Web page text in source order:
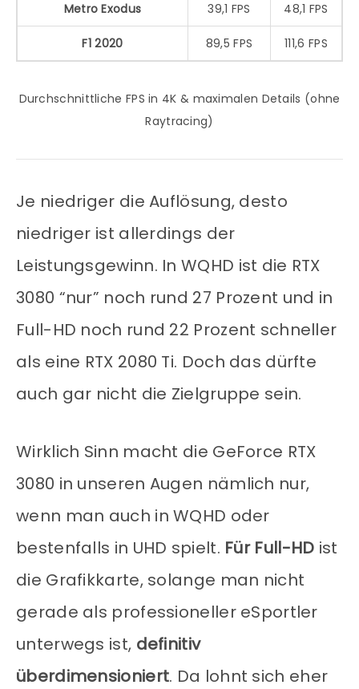
Metro Exodus 39,1 FPS 48,1 FPS
F1 2020 89,5 FPS 111,6 FPS
Durchschnittliche FPS in 4K & maximalen Details (ohne
Raytracing)
Je niedriger die Auflösung, desto
niedriger ist allerdings der
Leistungsgewinn. In WQHD ist die RTX
3080 “nur” noch rund 27 Prozent und in
Full-HD noch rund 22 Prozent schneller
als eine RTX 2080 Ti. Doch das dürfte
auch gar nicht die Zielgruppe sein.
Wirklich Sinn macht die GeForce RTX
3080 in unseren Augen nämlich nur,
wenn man auch in WQHD oder
bestenfalls in UHD spielt. Für Full-HD ist
die Grafikkarte, solange man nicht
gerade als professioneller eSportler
unterwegs ist, definitiv
überdimensioniert. Da lohnt sich eher